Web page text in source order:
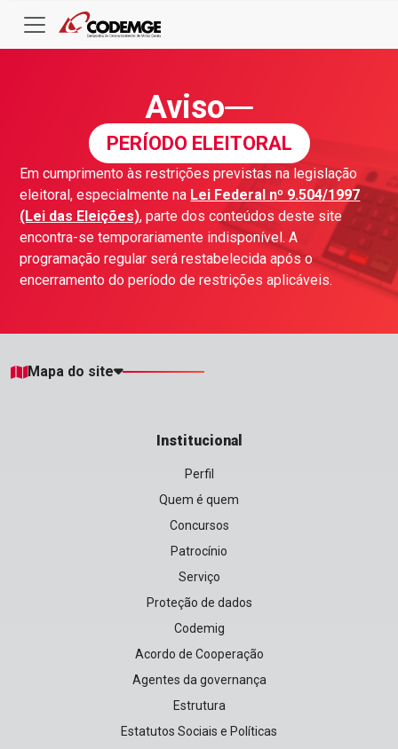
Aviso
PERÍODO ELEITORAL
Em cumprimento às restrições previstas na legislação
eleitoral, especialmente na Lei Federal nº 9.504/1997
(Lei das Eleições), parte dos conteúdos deste site
encontra-se temporariamente indisponível. A
programação regular será restabelecida após o
encerramento do período de restrições aplicáveis.
Mapa do site
Institucional
Perfil
Quem é quem
Concursos
Patrocínio
Serviço
Proteção de dados
Codemig
Acordo de Cooperação
Agentes da governança
Estrutura
Estatutos Sociais e Políticas